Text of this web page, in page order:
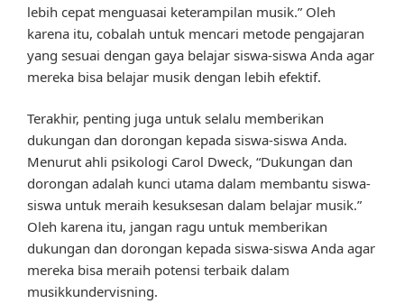
lebih cepat menguasai keterampilan musik.” Oleh
karena itu, cobalah untuk mencari metode pengajaran
yang sesuai dengan gaya belajar siswa-siswa Anda agar
mereka bisa belajar musik dengan lebih efektif.
Terakhir, penting juga untuk selalu memberikan
dukungan dan dorongan kepada siswa-siswa Anda.
Menurut ahli psikologi Carol Dweck, “Dukungan dan
dorongan adalah kunci utama dalam membantu siswa-
siswa untuk meraih kesuksesan dalam belajar musik.”
Oleh karena itu, jangan ragu untuk memberikan
dukungan dan dorongan kepada siswa-siswa Anda agar
mereka bisa meraih potensi terbaik dalam
musikkundervisning.